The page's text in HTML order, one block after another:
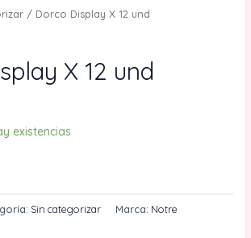
/ Dorco Display X 12 und
X 12 und
existencias
Sin categorizar Marca: Notre